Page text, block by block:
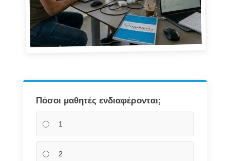
Πόσοι μαθητές ενδιαφέρονται;
1
2